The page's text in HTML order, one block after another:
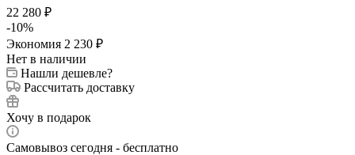
22 280 ₽
-10%
Экономия 2 230 ₽
Нет в наличии
Нашли дешевле?
Рассчитать доставку
Хочу в подарок
Самовывоз сегодня - бесплатно